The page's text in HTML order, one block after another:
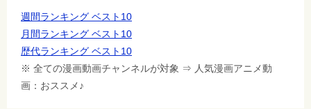
週間ランキング ベスト10
月間ランキング ベスト10
歴代ランキング ベスト10
※ 全ての漫画動画チャンネルが対象 ⇒ 人気漫画アニメ動
画：おススメ♪